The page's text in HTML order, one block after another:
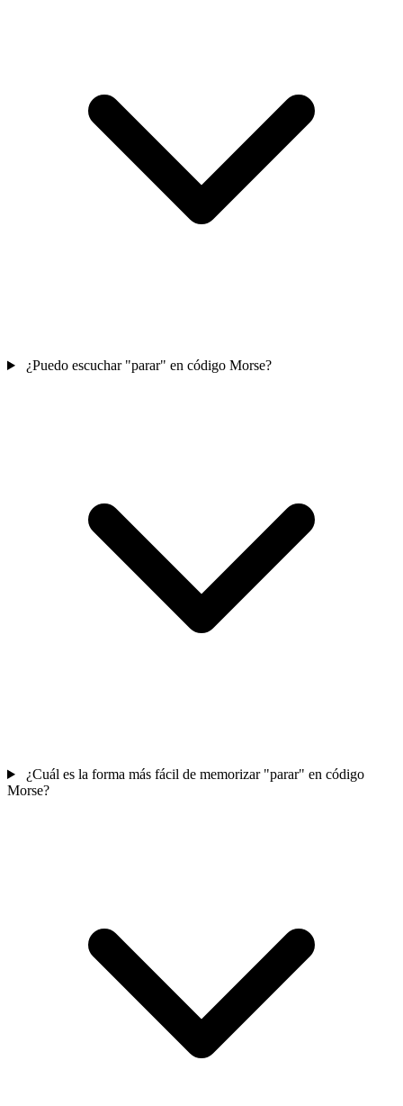
¿Puedo escuchar "parar" en código Morse?
¿Cuál es la forma más fácil de memorizar "parar" en código
Morse?